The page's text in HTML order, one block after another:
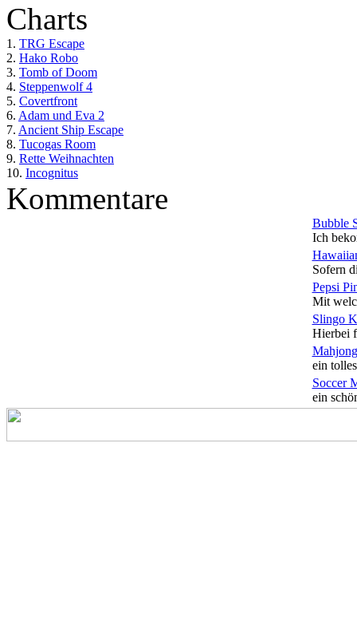
Charts
1. TRG Escape
2. Hako Robo
3. Tomb of Doom
4. Steppenwolf 4
5. Covertfront
6. Adam und Eva 2
7. Ancient Ship Escape
8. Tucogas Room
9. Rette Weihnachten
10. Incognitus
Kommentare
Bubble
Ich
Sofern
Pepsi
Mit
Slingo
Hierbei
ein
Soccer
ein